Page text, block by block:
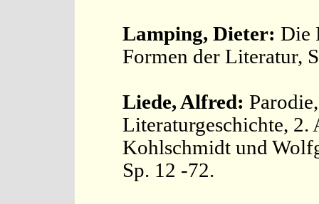
Lamping, Dieter: Die
Formen der Literatur,
Liede, Alfred:
Literaturgeschichte, 2.
Kohlschmidt und
Sp. 12 -72.